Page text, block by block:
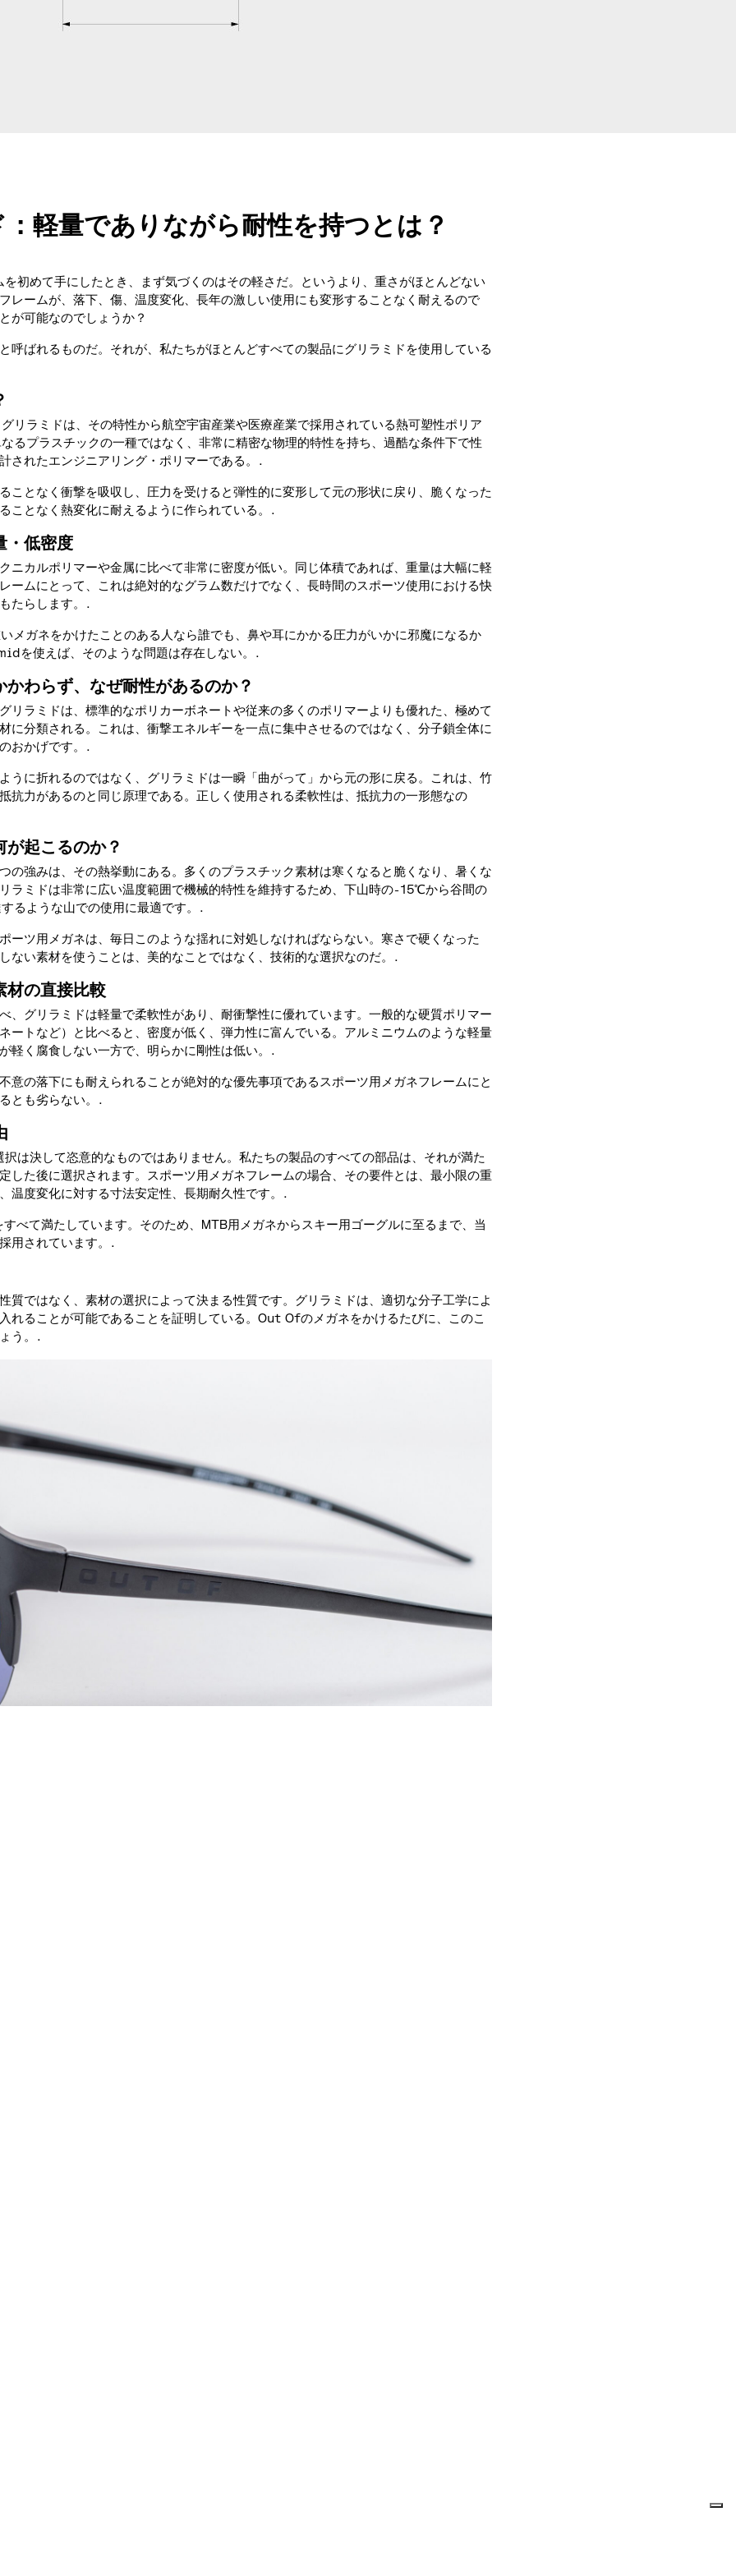
軽量でありながら耐性を持つとは？
初めて手にしたとき、まず気づくのはその軽さだ。というより、重さがほとんどない
レームが、落下、傷、温度変化、長年の激しい使用にも変形することなく耐えるので
が可能なのでしょうか？
呼ばれるものだ。それが、私たちがほとんどすべての製品にグリラミドを使用している
リラミドは、その特性から航空宇宙産業や医療産業で採用されている熱可塑性ポリア
るプラスチックの一種ではなく、非常に精密な物理的特性を持ち、過酷な条件下で性
されたエンジニアリング・ポリマーである。.
ことなく衝撃を吸収し、圧力を受けると弾性的に変形して元の形状に戻り、脆くなった
ことなく熱変化に耐えるように作られている。.
・低密度
ニカルポリマーや金属に比べて非常に密度が低い。同じ体積であれば、重量は大幅に軽
ームにとって、これは絶対的なグラム数だけでなく、長時間のスポーツ使用における快
たらします。.
メガネをかけたことのある人なら誰でも、鼻や耳にかかる圧力がいかに邪魔になるか
を使えば、そのような問題は存在しない。.
わらず、なぜ耐性があるのか？
リラミドは、標準的なポリカーボネートや従来の多くのポリマーよりも優れた、極めて
に分類される。これは、衝撃エネルギーを一点に集中させるのではなく、分子鎖全体に
おかげです。.
うに折れるのではなく、グリラミドは一瞬「曲がって」から元の形に戻る。これは、竹
抗力があるのと同じ原理である。正しく使用される柔軟性は、抵抗力の一形態なの
起こるのか？
の強みは、その熱挙動にある。多くのプラスチック素材は寒くなると脆くなり、暑くな
ラミドは非常に広い温度範囲で機械的特性を維持するため、下山時の-15℃から谷間の
るような山での使用に最適です。.
ーツ用メガネは、毎日このような揺れに対処しなければならない。寒さで硬くなった
ない素材を使うことは、美的なことではなく、技術的な選択なのだ。.
材の直接比較
、グリラミドは軽量で柔軟性があり、耐衝撃性に優れています。一般的な硬質ポリマー
ートなど）と比べると、密度が低く、弾力性に富んでいる。アルミニウムのような軽量
軽く腐食しない一方で、明らかに剛性は低い。.
意の落下にも耐えられることが絶対的な優先事項であるスポーツ用メガネフレームにと
とも劣らない。.
は決して恣意的なものではありません。私たちの製品のすべての部品は、それが満た
した後に選択されます。スポーツ用メガネフレームの場合、その要件とは、最小限の重
温度変化に対する寸法安定性、長期耐久性です。.
て満たしています。そのため、MTB用メガネからスキー用ゴーグルに至るまで、当
用されています。.
質ではなく、素材の選択によって決まる性質です。グリラミドは、適切な分子工学によ
れることが可能であることを証明している。Out Ofのメガネをかけるたびに、このこ
う。.